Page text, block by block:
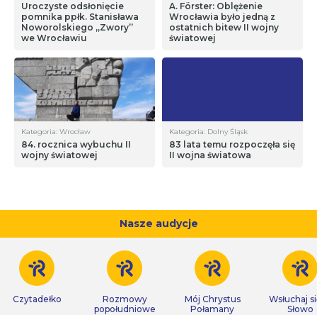
Uroczyste odsłonięcie
pomnika ppłk. Stanisława
Noworolskiego „Zwory”
we Wrocławiu
A. Förster: Oblężenie
Wrocławia było jedną z
ostatnich bitew II wojny
światowej
Kategoria: Wrocław
84. rocznica wybuchu II
wojny światowej
Kategoria: Dolny Śląsk
83 lata temu rozpoczęła się
II wojna światowa
Nasze audycje
Czytadełko
Rozmowy
popołudniowe
Mój Chrystus
Połamany
Wsłuchaj
Słowo